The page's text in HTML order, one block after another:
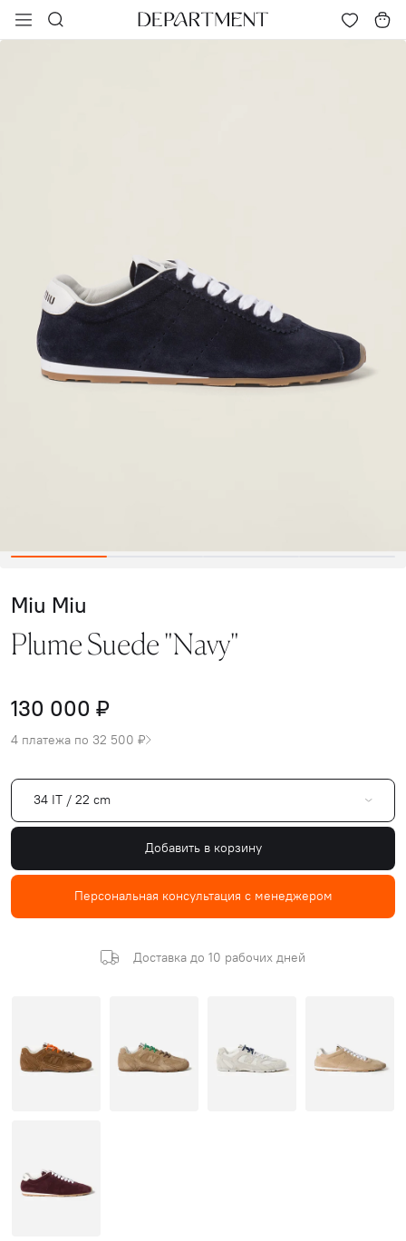
Miu Miu
Plume Suede "Navy"
130 000 ₽
4 платежа по 32 500 ₽
34 IT / 22 cm
Добавить в корзину
Персональная консультация с менеджером
Доставка до 10 рабочих дней